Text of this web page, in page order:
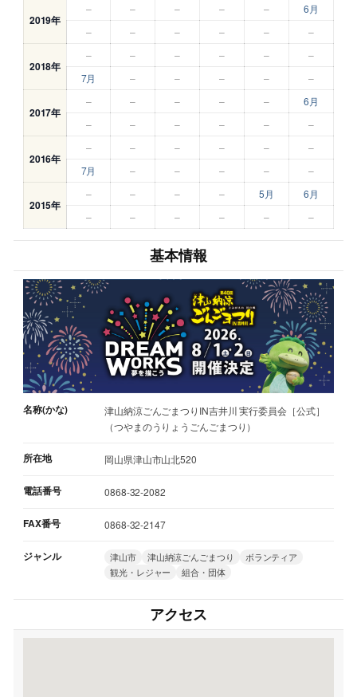
2019年
– – – – –
6月
–
– – – – –
2018年
– – – – –
–
7月
– – – – –
2017年
– – – – –
6月
–
– – – – –
2016年
– – – – –
–
7月
– – – – –
2015年
– – – – 5月
6月
–
– – – – –
基本情報
名称(かな)
津山納涼ごんごまつりIN吉井川 実行委員会［公式］
（つやまのうりょうごんごまつり）
所在地 岡山県津山市山北520
電話番号 0868-32-2082
FAX番号 0868-32-2147
ジャンル 津山市 津山納涼ごんごまつり
ボランティア
観光・レジャー
組合・団体
アクセス